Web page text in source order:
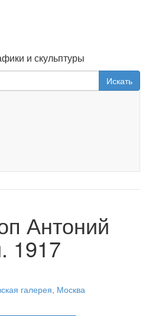
и скульптуры
Искать
Антоний
1917
галерея, Москва